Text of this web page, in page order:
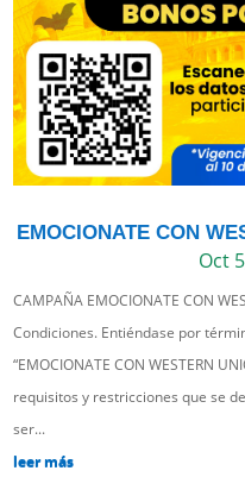
EMOCIONATE CON
Oct
CAMPAÑA EMOCIONATE CON
Condiciones. Entiéndase por
“EMOCIONATE CON WESTERN
requisitos y restricciones que se
ser...
leer más